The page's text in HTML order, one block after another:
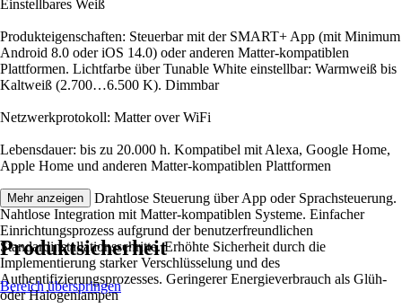
Einstellbares Weiß
Produkteigenschaften: Steuerbar mit der SMART+ App (mit Minimum
Android 8.0 oder iOS 14.0) oder anderen Matter-kompatiblen
Plattformen. Lichtfarbe über Tunable White einstellbar: Warmweiß bis
Kaltweiß (2.700…6.500 K). Dimmbar
Netzwerkprotokoll: Matter over WiFi
Lebensdauer: bis zu 20.000 h. Kompatibel mit Alexa, Google Home,
Apple Home und anderen Matter-kompatiblen Plattformen
Produktvorteile: Drahtlose Steuerung über App oder Sprachsteuerung.
Nahtlose Integration mit Matter-kompatiblen Systeme. Einfacher
Einrichtungsprozess aufgrund der benutzerfreundlichen
Standardinstallationsschritte. Erhöhte Sicherheit durch die
Implementierung starker Verschlüsselung und des
Authentifizierungsprozesses. Geringerer Energieverbrauch als Glüh-
oder Halogenlampen
Mehr anzeigen
Produktsicherheit
Bereich überspringen